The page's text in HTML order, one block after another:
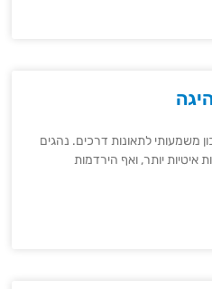
משמעותי לתאונות דרכים. נהגים
איטיות יותר, ואף הירדמות